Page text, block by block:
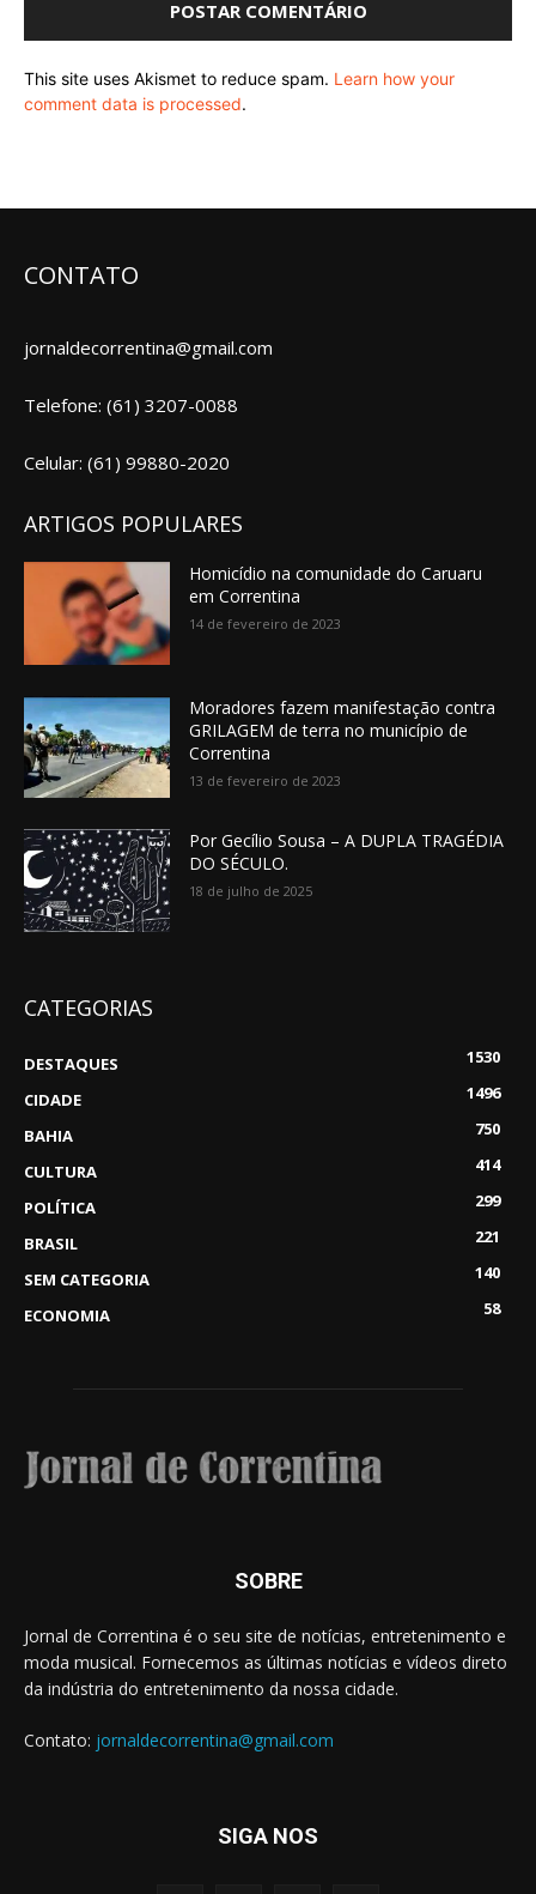
This site uses Akismet to reduce spam. Learn how your
comment data is processed.
CONTATO
jornaldecorrentina@gmail.com
Telefone: (61) 3207-0088
Celular: (61) 99880-2020
ARTIGOS POPULARES
Homicídio na comunidade do Caruaru
em Correntina
14 de fevereiro de 2023
Moradores fazem manifestação contra
GRILAGEM de terra no município de
Correntina
13 de fevereiro de 2023
Por Gecílio Sousa – A DUPLA TRAGÉDIA
DO SÉCULO.
18 de julho de 2025
CATEGORIAS
DESTAQUES
1530
CIDADE
1496
BAHIA
750
CULTURA
414
POLÍTICA
299
BRASIL
221
SEM CATEGORIA
140
ECONOMIA
58
SOBRE
Jornal de Correntina é o seu site de notícias, entretenimento e
moda musical. Fornecemos as últimas notícias e vídeos direto
da indústria do entretenimento da nossa cidade.
Contato: jornaldecorrentina@gmail.com
SIGA NOS